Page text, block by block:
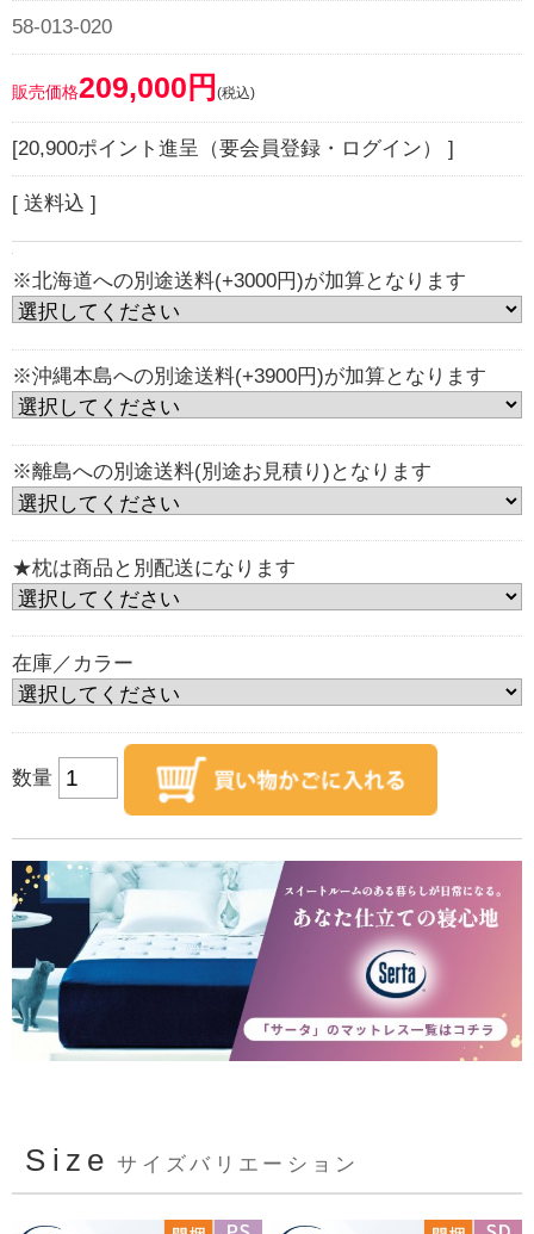
58-013-020
販売価格209,000円 (税込)
[20,900ポイント進呈（要会員登録・ログイン） ]
[ 送料込 ]
※北海道への別途送料(+3000円)が加算となります
※沖縄本島への別途送料(+3900円)が加算となります
※離島への別途送料(別途お見積り)となります
★枕は商品と別配送になります
在庫／カラー
数量
Size サイズバリエーション